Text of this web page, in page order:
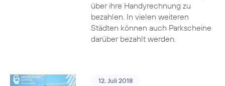
über ihre Handyrechnung zu
bezahlen. In vielen weiteren
Städten können auch Parkscheine
darüber bezahlt werden.
12. Juli 2018